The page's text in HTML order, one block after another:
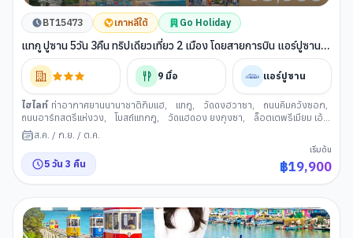
BT15473 เกาหลีใต้ Go Holiday
แทกู ปูซาน 5วัน 3คืน ทริปเดียวเที่ยว 2 เมือง โดยสายการบิน แอร์ปูซาน
(BX)
9 มื้อ แอร์ปูซาน
ไฮไลท์ ท่าอากาศยานนานาชาติกิมแฮ, แทกู, วัดดงฮวาซา, ถนนคิมควังซอก,
ถนนอาร์ทสตรีแห่งวง, โบสถ์แทกกู, วัดแฮดอง ยงกุงซา,
ล็อตเตพรีเมียม เอ้
าเล็ , ตลาดนันโพดง
หาดแฮอีนแด
ท่าเรือจังนิม,
ท่าเรือสีรุ้งเวนิสแห่งเมืองปูซาน
ส.ค. / ก.ย. / ต.ค.
5 วัน 3 คืน
เริ่มต้น
฿19,900